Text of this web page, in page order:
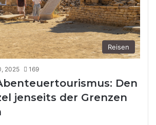
Reisen
2025 169
Den
jenseits der Grenzen